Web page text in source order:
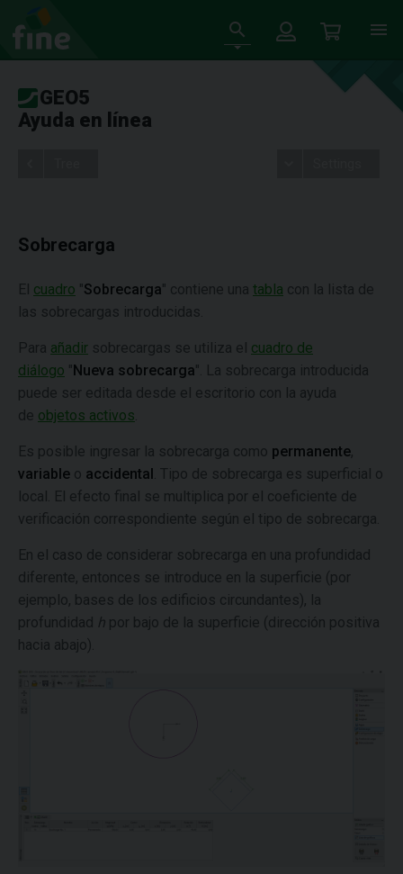
GEO5
Ayuda en línea
Sobrecarga
El cuadro "Sobrecarga" contiene una tabla con la lista de
las sobrecargas introducidas.
Para añadir sobrecargas se utiliza el cuadro de
diálogo "Nueva sobrecarga". La sobrecarga introducida
puede ser editada desde el escritorio con la ayuda
de objetos activos
Es posible ingresar la sobrecarga como permanente,
variable o accidental . Tipo de sobrecarga es superficial o
local. El efecto final se multiplica por el coeficiente de
verificación correspondiente según el tipo de sobrecarga.
En el caso de considerar sobrecarga en una profundidad
diferente, entonces se introduce en la superficie (por
ejemplo, bases de los edificios circundantes), la
profundidad h por bajo de la superficie (dirección positiva
hacia abajo).